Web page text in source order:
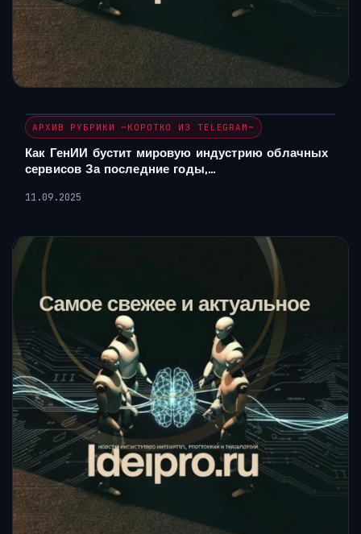
АРХИВ РУБРИКИ ~КОРОТКО ИЗ TELEGRAM~
Как ГенИИ бустит мировую индустрию облачных
сервисов За последние годы,…
11.09.2025